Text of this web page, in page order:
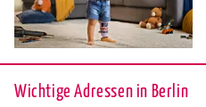
Wichtige Adressen in Berlin